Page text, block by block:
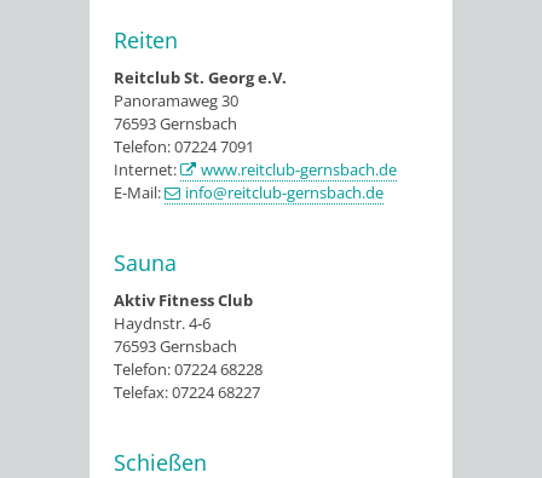
Reiten
Reitclub St. Georg e.V.
Panoramaweg 30
76593 Gernsbach
Telefon: 07224 7091
Internet:
www.reitclub-gernsbach.de
E-Mail:
info@reitclub-gernsbach.de
Sauna
Aktiv Fitness Club
Haydnstr. 4-6
76593 Gernsbach
Telefon: 07224 68228
Telefax: 07224 68227
Schießen